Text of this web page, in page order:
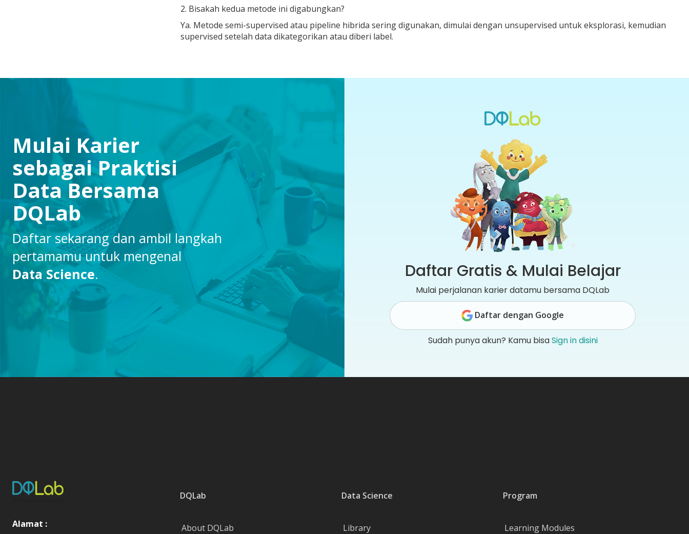
2. Bisakah kedua metode ini digabungkan?
Ya. Metode semi-supervised atau pipeline hibrida sering digunakan, dimulai dengan unsupervised untuk eksplorasi, kemudian
supervised setelah data dikategorikan atau diberi label.
Mulai Karier
sebagai Praktisi
Data Bersama
DQLab
Daftar sekarang dan ambil langkah
pertamamu untuk mengenal
Data Science. Daftar Gratis & Mulai Belajar
Mulai perjalanan karier datamu bersama DQLab
Daftar dengan Google
Sudah punya akun? Kamu bisaSign in disini
Alamat :
DQLab
About DQLab
Data Science
Library
Program
Learning Modules